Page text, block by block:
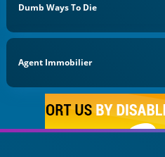
Dumb Ways To Die
Agent Immobilier